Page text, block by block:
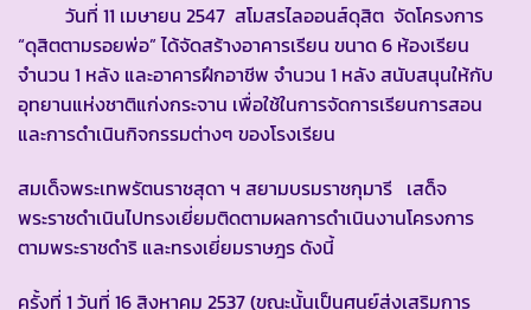
วันที่ 11 เมษายน 2547 สโมสรไลออนส์ดุสิต จัดโครงการ
“ดุสิตตามรอยพ่อ” ได้จัดสร้างอาคารเรียน ขนาด 6 ห้องเรียน
จำนวน 1 หลัง และอาคารฝึกอาชีพ จำนวน 1 หลัง สนับสนุนให้กับ
อุทยานแห่งชาติแก่งกระจาน เพื่อใช้ในการจัดการเรียนการสอน
และการดำเนินกิจกรรมต่างๆ ของโรงเรียน
สมเด็จพระเทพรัตนราชสุดา ฯ สยามบรมราชกุมารี เสด็จ
พระราชดำเนินไปทรงเยี่ยมติดตามผลการดำเนินงานโครงการ
ตามพระราชดำริ และทรงเยี่ยมราษฎร ดังนี้
ครั้งที่ 1 วันที่ 16 สิงหาคม 2537 (ขณะนั้นเป็นศูนย์ส่งเสริมการ